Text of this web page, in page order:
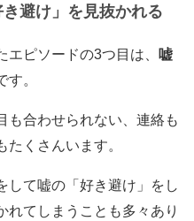
避け」を見抜かれる
ピソードの3つ目は、
嘘
す。
も合わせられない、連絡も
たくさんいます。
して嘘の「好き避け」をし
れてしまうことも多々あり